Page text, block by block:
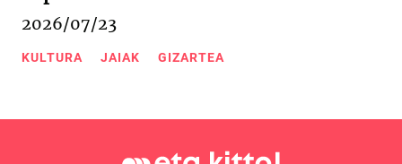
2026/07/23
KULTURA JAIAK GIZARTEA